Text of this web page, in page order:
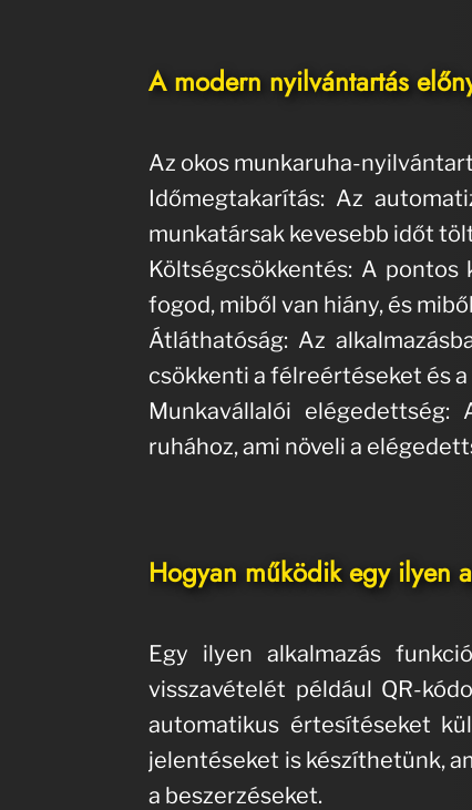
A modern nyilvántartás
Az okos munkaruha-
Időmegtakarítás: Az
munkatársak kevesebb időt
Költségcsökkentés: A
fogod, miből van hiány, és
Átláthatóság: Az
csökkenti a félreértéseket és
Munkavállalói
ruhához, ami növeli a
Hogyan működik egy ilyen
Egy ilyen alkalmazás
visszavételét például QR-
automatikus értesítéseket
jelentéseket is készíthetünk,
a beszerzéseket.